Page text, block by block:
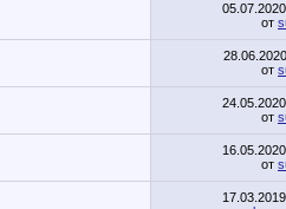
05.07.2020
от
28.06.2020
от
24.05.2020
от
16.05.2020
от
17.03.2019